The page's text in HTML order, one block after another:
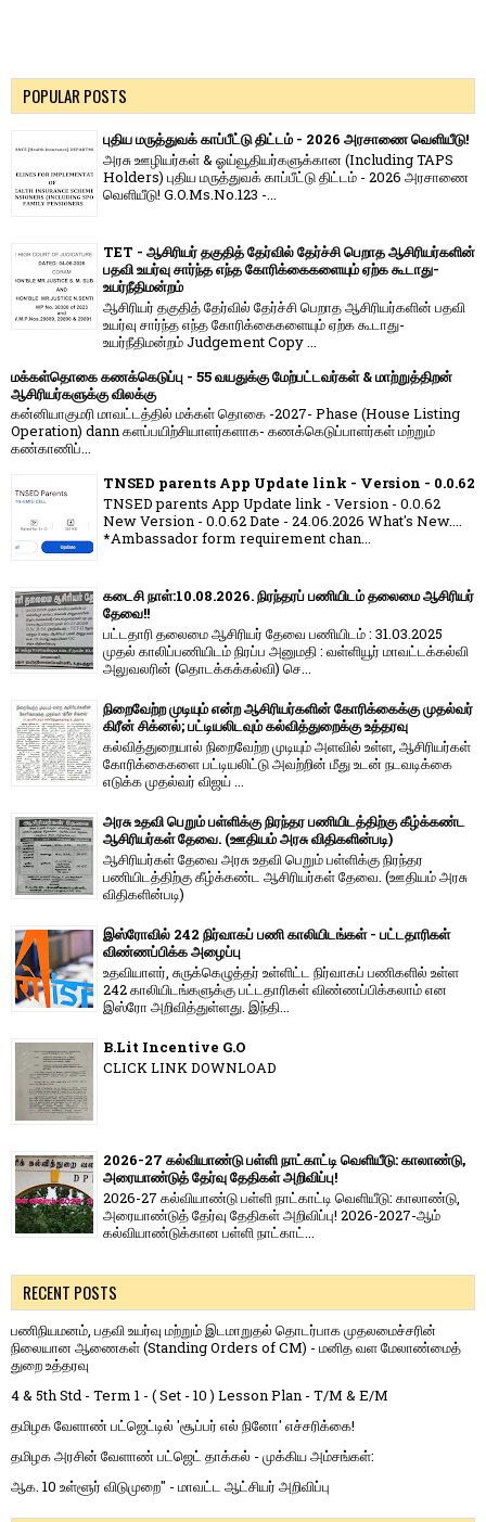
POPULAR POSTS
புதிய மருத்துவக் காப்பீட்டு திட்டம் - 2026 அரசாணை வெளியீடு!
அரசு ஊழியர்கள் & ஓய்வூதியர்களுக்கான (Including TAPS
Holders) புதிய மருத்துவக் காப்பீட்டு திட்டம் - 2026 அரசாணை
வெளியீடு! G.O.Ms.No.123 -...
TET - ஆசிரியர் தகுதித் தேர்வில் தேர்ச்சி பெறாத ஆசிரியர்களின்
பதவி உயர்வு சார்ந்த எந்த கோரிக்கைகளையும் ஏற்க கூடாது-
உயர்நீதிமன்றம்
ஆசிரியர் தகுதித் தேர்வில் தேர்ச்சி பெறாத ஆசிரியர்களின் பதவி
உயர்வு சார்ந்த எந்த கோரிக்கைகளையும் ஏற்க கூடாது-
உயர்நீதிமன்றம் Judgement Copy ...
மக்கள்தொகை கணக்கெடுப்பு - 55 வயதுக்கு மேற்பட்டவர்கள் & மாற்றுத்திறன்
ஆசிரியர்களுக்கு விலக்கு
கன்னியாகுமரி மாவட்டத்தில் மக்கள் தொகை -2027- Phase (House Listing
Operation) dann களப்பயிற்சியாளர்களாக- கணக்கெடுப்பாளர்கள் மற்றும்
கண்காணிப்...
TNSED parents App Update link - Version - 0.0.62
TNSED parents App Update link - Version - 0.0.62
New Version - 0.0.62 Date - 24.06.2026 What's New....
*Ambassador form requirement chan...
கடைசி நாள்:10.08.2026. நிரந்தரப் பணியிடம் தலைமை ஆசிரியர்
தேவை!!
பட்டதாரி தலைமை ஆசிரியர் தேவை பணியிடம் : 31.03.2025
முதல் காலிப்பணியிடம் நிரப்ப அனுமதி : வள்ளியூர் மாவட்டக்கல்வி
அலுவலரின் (தொடக்கக்கல்வி) செ...
நிறைவேற்ற முடியும் என்ற ஆசிரியர்களின் கோரிக்கைக்கு முதல்வர்
கிரீன் சிக்னல்; பட்டியலிடவும் கல்வித்துறைக்கு உத்தரவு
கல்வித்துறையால் நிறைவேற்ற முடியும் அளவில் உள்ள, ஆசிரியர்கள்
கோரிக்கைகளை பட்டியலிட்டு அவற்றின் மீது உடன் நடவடிக்கை
எடுக்க முதல்வர் விஜய் ...
அரசு உதவி பெறும் பள்ளிக்கு நிரந்தர பணியிடத்திற்கு கீழ்க்கண்ட
ஆசிரியர்கள் தேவை. (ஊதியம் அரசு விதிகளின்படி)
ஆசிரியர்கள் தேவை அரசு உதவி பெறும் பள்ளிக்கு நிரந்தர
பணியிடத்திற்கு கீழ்க்கண்ட ஆசிரியர்கள் தேவை. (ஊதியம் அரசு
விதிகளின்படி)
இஸ்ரோவில் 242 நிர்வாகப் பணி காலியிடங்கள் - பட்டதாரிகள்
விண்ணப்பிக்க அழைப்பு
உதவியாளர், சுருக்கெழுத்தர் உள்ளிட்ட நிர்வாகப் பணிகளில் உள்ள
242 காலியிடங்களுக்கு பட்டதாரிகள் விண்ணப்பிக்கலாம் என
இஸ்ரோ அறிவித்துள்ளது. இந்தி...
B.Lit Incentive G.O
CLICK LINK DOWNLOAD
2026-27 கல்வியாண்டு பள்ளி நாட்காட்டி வெளியீடு: காலாண்டு,
அரையாண்டுத் தேர்வு தேதிகள் அறிவிப்பு!
2026-27 கல்வியாண்டு பள்ளி நாட்காட்டி வெளியீடு: காலாண்டு,
அரையாண்டுத் தேர்வு தேதிகள் அறிவிப்பு! 2026-2027-ஆம்
கல்வியாண்டுக்கான பள்ளி நாட்காட்...
RECENT POSTS
பணிநியமனம், பதவி உயர்வு மற்றும் இடமாறுதல் தொடர்பாக முதலமைச்சரின்
நிலையான ஆணைகள் (Standing Orders of CM) - மனித வள மேலாண்மைத்
துறை உத்தரவு
4 & 5th Std - Term 1 - ( Set - 10 ) Lesson Plan - T/M & E/M
தமிழக வேளாண் பட்ஜெட்டில் 'சூப்பர் எல் நினோ' எச்சரிக்கை!
தமிழக அரசின் வேளாண் பட்ஜெட் தாக்கல் - முக்கிய அம்சங்கள்:
ஆக. 10 உள்ளூர் விடுமுறை" - மாவட்ட ஆட்சியர் அறிவிப்பு